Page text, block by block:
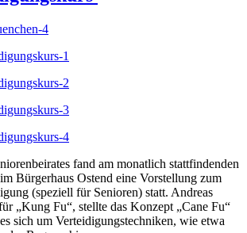
fand am monatlich stattfindenden
Bürgerhaus Ostend eine Vorstellung zum
(speziell für Senioren) statt. Andreas
„Kung Fu“, stellte das Konzept „Cane Fu“
sich um Verteidigungstechniken, wie etwa